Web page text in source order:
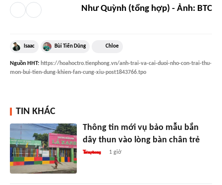
Như Quỳnh (tổng hợp) - Ảnh: BTC
Isaac Bùi Tiến Dũng Chloe
Nguồn HHT: https://hoahoctro.tienphong.vn/anh-trai-va-cai-duoi-nho-con-trai-thu-
mon-bui-tien-dung-khien-fan-cung-xiu-post1843766.tpo
TIN KHÁC
Thông tin mới vụ bảo mẫu bắn
dây thun vào lòng bàn chân trẻ
1 giờ